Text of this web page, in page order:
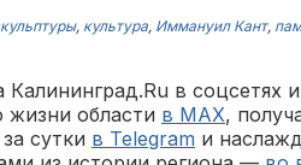
, культура, Иммануил Кант,
в соцсетях
жизни области в MAX,
сутки в Telegram и